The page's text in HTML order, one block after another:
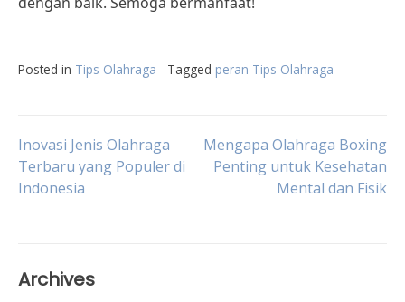
Posted in Tips Olahraga Tagged peran Tips Olahraga
Post
navigation
Inovasi Jenis Olahraga
Terbaru yang Populer di
Indonesia
Mengapa Olahraga Boxing
Penting untuk Kesehatan
Mental dan Fisik
Archives